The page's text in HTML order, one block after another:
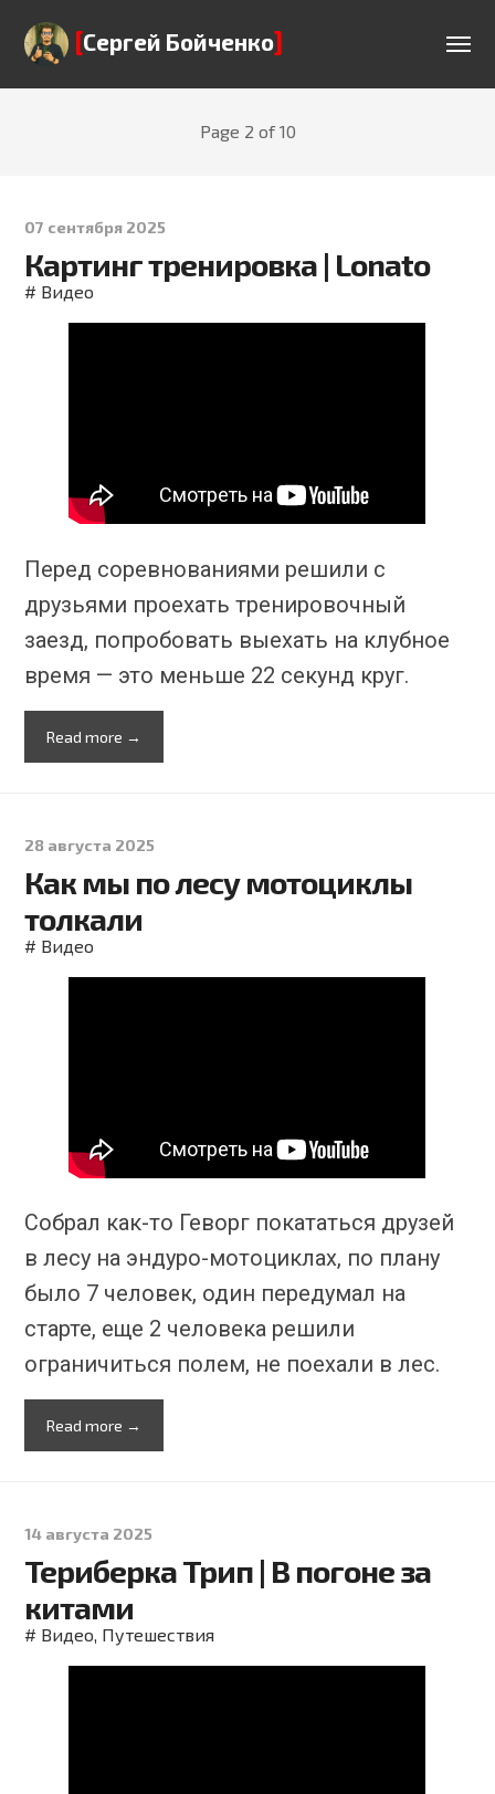
[Сергей Бойченко]
Page 2 of 10
07 сентября 2025
Картинг тренировка | Lonato
# Видео
Перед соревнованиями решили с
друзьями проехать тренировочный
заезд, попробовать выехать на клубное
время — это меньше 22 секунд круг.
Read more →
28 августа 2025
Как мы по лесу мотоциклы
толкали
# Видео
Собрал как-то Геворг покататься друзей
в лесу на эндуро-мотоциклах, по плану
было 7 человек, один передумал на
старте, еще 2 человека решили
ограничиться полем, не поехали в лес.
Read more →
14 августа 2025
Териберка Трип | В погоне за
китами
# Видео, Путешествия